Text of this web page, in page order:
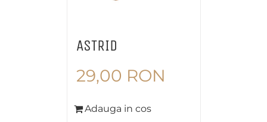
ASTRID
29,00 RON
Adauga in cos